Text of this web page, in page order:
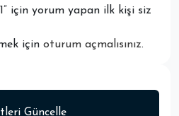
için yorum yapan ilk kişi siz
için oturum açmalısınız.
Güncelle